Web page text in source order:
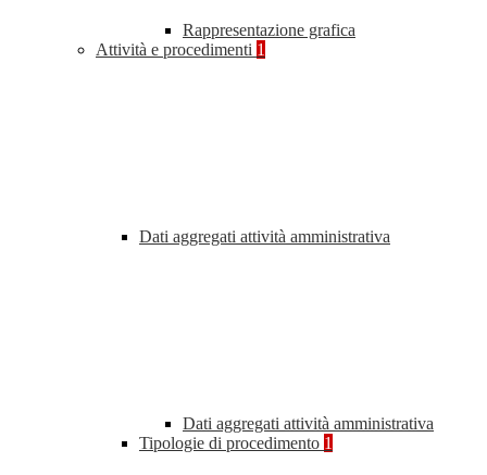
Rappresentazione grafica
Attività e procedimenti 1
Dati aggregati attività amministrativa
Dati aggregati attività amministrativa
Tipologie di procedimento 1